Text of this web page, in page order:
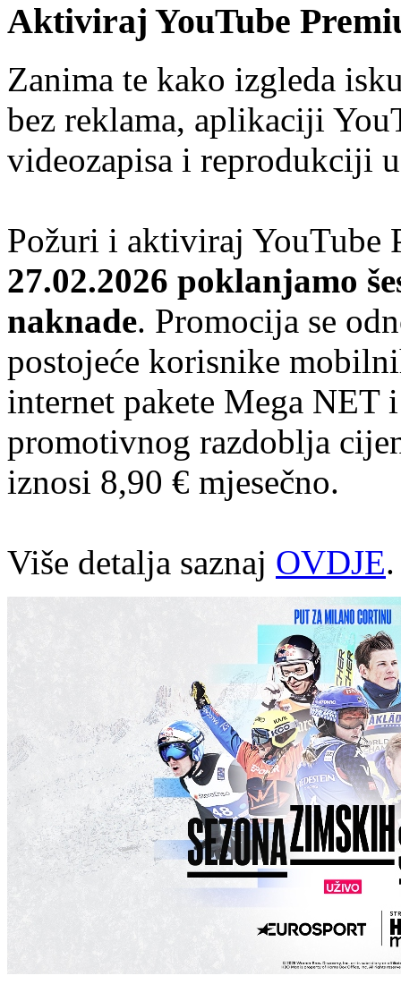
Aktiviraj YouTube
Zanima te kako izgleda
bez reklama, aplikaciji
videozapisa i reprodukciji
Požuri i aktiviraj YouTube
27.02.2026 poklanjamo
naknade. Promocija se
postojeće korisnike
internet pakete Mega NET
promotivnog razdoblja
iznosi 8,90 € mjesečno.
Više detalja saznaj OVDJE.